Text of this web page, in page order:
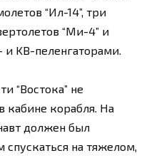
“Ил-14”, три
“Ми-4” и
KB-пеленгаторами.
“Востока” не
кабине корабля. На
должен был
спускаться на тяжелом,